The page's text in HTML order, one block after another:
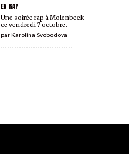
EN RAP
parKarolina Svobodova
Une soirée rap à Molenbeek
ce vendredi 7 octobre.